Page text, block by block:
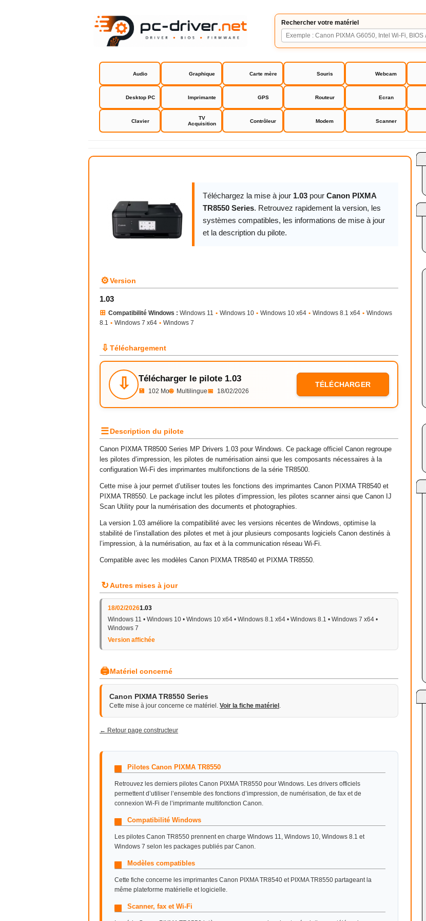
Rechercher votre matériel
Audio Graphique Carte mère Souris Webcam
Desktop PC Imprimante GPS Routeur Ecran
Clavier
TV
Acquisition
Contrôleur Modem Scanner
Canon PIXMA TR8550 Series
Téléchargez la mise à jour 1.03 pour Canon PIXMA
TR8550 Series. Retrouvez rapidement la version, les
systèmes compatibles, les informations de mise à jour
et la description du pilote.
⚙Version
1.03
⊞ Compatibilité Windows : Windows 11 • Windows 10 • Windows 10 x64 • Windows 8.1 x64 • Windows
8.1 • Windows 7 x64 • Windows 7
⇩ Téléchargement
⇩ Télécharger le pilote 1.03
💾 102 Mo🌐 Multilingue📅 18/02/2026
TÉLÉCHARGER
☰Description du pilote
Canon PIXMA TR8500 Series MP Drivers 1.03 pour Windows. Ce package officiel Canon regroupe
les pilotes d’impression, les pilotes de numérisation ainsi que les composants nécessaires à la
configuration Wi-Fi des imprimantes multifonctions de la série TR8500.
Cette mise à jour permet d’utiliser toutes les fonctions des imprimantes Canon PIXMA TR8540 et
PIXMA TR8550. Le package inclut les pilotes d’impression, les pilotes scanner ainsi que Canon IJ
Scan Utility pour la numérisation des documents et photographies.
La version 1.03 améliore la compatibilité avec les versions récentes de Windows, optimise la
stabilité de l’installation des pilotes et met à jour plusieurs composants logiciels Canon destinés à
l’impression, à la numérisation, au fax et à la communication réseau Wi-Fi.
Compatible avec les modèles Canon PIXMA TR8540 et PIXMA TR8550.
↻Autres mises à jour
18/02/20261.03
Windows 11 • Windows 10 • Windows 10 x64 • Windows 8.1 x64 • Windows 8.1 • Windows 7 x64 •
Windows 7
Version affichée
🖨Matériel concerné
Canon PIXMA TR8550 Series
Cette mise à jour concerne ce matériel. Voir la fiche matériel .
← Retour page constructeur
Pilotes Canon PIXMA TR8550
Retrouvez les derniers pilotes Canon PIXMA TR8550 pour Windows. Les drivers officiels
permettent d’utiliser l’ensemble des fonctions d’impression, de numérisation, de fax et de
connexion Wi-Fi de l’imprimante multifonction Canon.
Compatibilité Windows
Les pilotes Canon TR8550 prennent en charge Windows 11, Windows 10, Windows 8.1 et
Windows 7 selon les packages publiés par Canon.
Modèles compatibles
Cette fiche concerne les imprimantes Canon PIXMA TR8540 et PIXMA TR8550 partageant la
même plateforme matérielle et logicielle.
Scanner, fax et Wi-Fi